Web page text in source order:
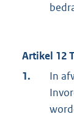
Artikel 12
1.
In